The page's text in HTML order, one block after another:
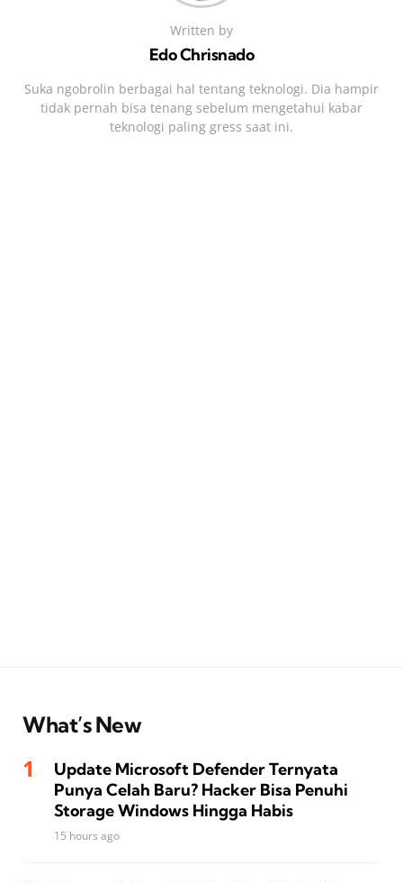
Written by
Edo Chrisnado
Suka ngobrolin berbagai hal tentang teknologi. Dia hampir
tidak pernah bisa tenang sebelum mengetahui kabar
teknologi paling gress saat ini.
What’s New
Update Microsoft Defender Ternyata
Punya Celah Baru? Hacker Bisa Penuhi
Storage Windows Hingga Habis
15 hours ago